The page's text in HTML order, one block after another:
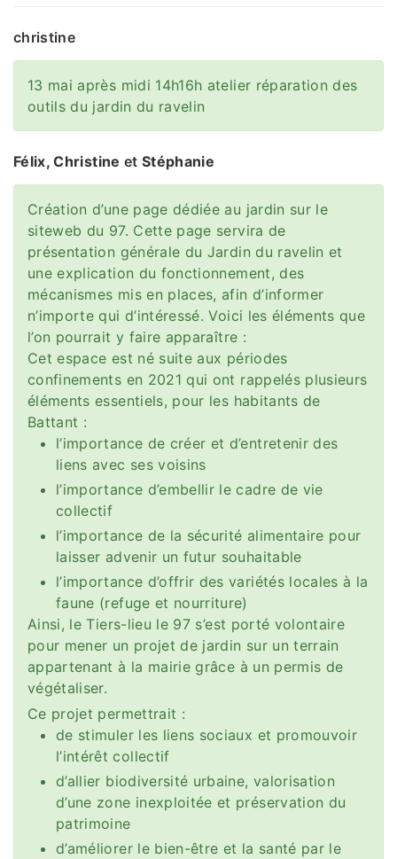
christine
13 mai après midi 14h16h atelier réparation des
outils du jardin du ravelin
Félix, Christine etStéphanie
Création d’une page dédiée au jardin sur le
siteweb du 97. Cette page servira de
présentation générale du Jardin du ravelin et
une explication du fonctionnement, des
mécanismes mis en places, afin d’informer
n’importe qui d’intéressé. Voici les éléments que
l’on pourrait y faire apparaître :
Cet espace est né suite aux périodes
confinements en 2021 qui ont rappelés plusieurs
éléments essentiels, pour les habitants de
Battant :
l’importance de créer et d’entretenir des
liens avec ses voisins
l’importance d’embellir le cadre de vie
collectif
l’importance de la sécurité alimentaire pour
laisser advenir un futur souhaitable
l’importance d’offrir des variétés locales à la
faune (refuge et nourriture)
Ainsi, le Tiers-lieu le 97 s’est porté volontaire
pour mener un projet de jardin sur un terrain
appartenant à la mairie grâce à un permis de
végétaliser.
Ce projet permettrait :
de stimuler les liens sociaux et promouvoir
l’intérêt collectif
d’allier biodiversité urbaine, valorisation
d’une zone inexploitée et préservation du
patrimoine
d’améliorer le bien-être et la santé par le